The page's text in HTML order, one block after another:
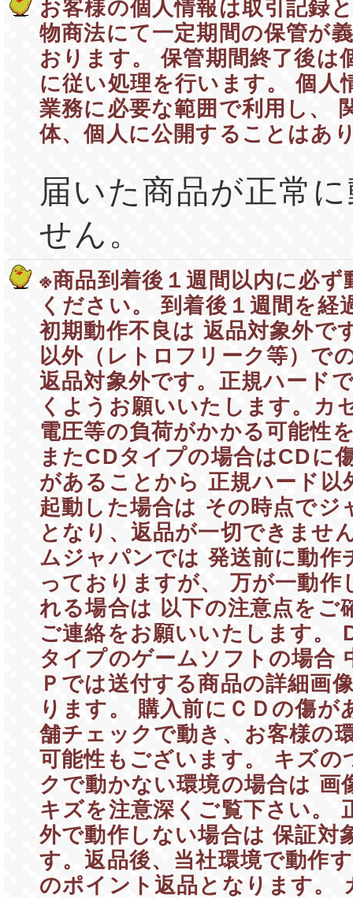
お客様の個人情報は取引記録
物商法にて一定期間の保管が
おります。 保管期間終了後は
に従い処理を行います。 個人
業務に必要な範囲で利用し、
体、個人に公開することはあ
届いた商品が正常
せん。
※商品到着後１週間以内に必ず
ください。 到着後１週間を経
初期動作不良は 返品対象外で
以外（レトロフリーク等）で
返品対象外です。正規ハード
くようお願いいたします。カ
電圧等の負荷がかかる可能性
またCDタイプの場合はCDに
があることから 正規ハード以
起動した場合は その時点でジ
となり、返品が一切できませ
ムジャパンでは 発送前に動作
っておりますが、 万が一動作
れる場合は 以下の注意点をご
ご連絡をお願いいたします。
タイプのゲームソフトの場合
Ｐでは送付する商品の詳細画
ります。 購入前にＣＤの傷が
舗チェックで動き、お客様の
可能性もございます。 キズの
クで動かない環境の場合は 画
キズを注意深くご覧下さい。
外で動作しない場合は 保証対
す。返品後、当社環境で動作
のポイント返品となります。